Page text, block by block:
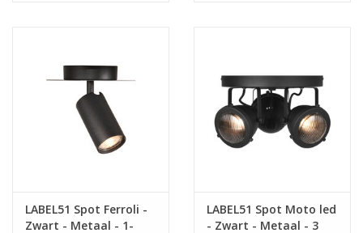
Bootbelts
Media
LABEL51 Spot Ferroli -
Zwart - Metaal - 1-
LABEL51 Spot Moto led
- Zwart - Metaal - 3